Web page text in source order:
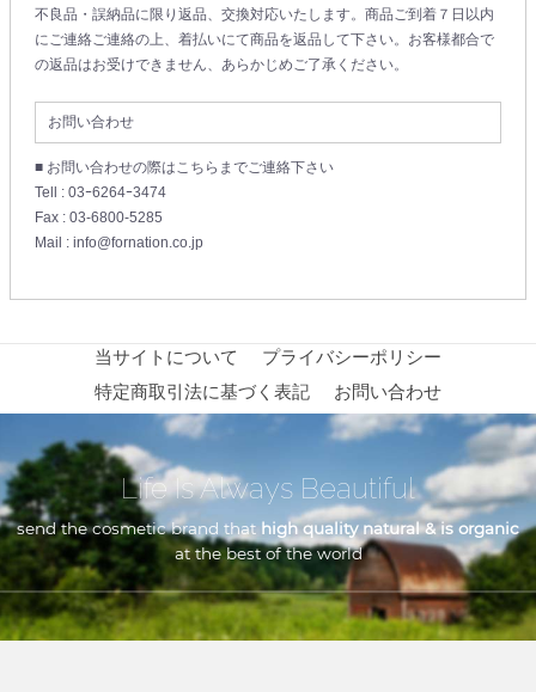
不良品・誤納品に限り返品、交換対応いたします。商品ご到着７日以内
にご連絡ご連絡の上、着払いにて商品を返品して下さい。お客様都合で
の返品はお受けできません、あらかじめご了承ください。
お問い合わせ
■ お問い合わせの際はこちらまでご連絡下さい
Tell : 03ｰ6264ｰ3474
Fax : 03-6800-5285
Mail : info@fornation.co.jp
当サイトについて
プライバシーポリシー
特定商取引法に基づく表記
お問い合わせ
Life Is Always Beautiful
send the cosmetic brand thathigh quality natural & is organic
at the best of the world